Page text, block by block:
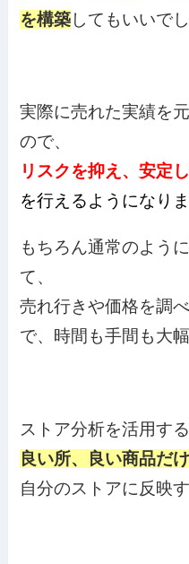
を構築してもいいでし
実際に売れた実績を
ので、
リスクを抑え、安定
を行えるようになりま
もちろん通常のよう
て、
売れ行きや価格を調
で、時間も手間も大
ストア分析を活用す
良い所、良い商品だ
自分のストアに反映